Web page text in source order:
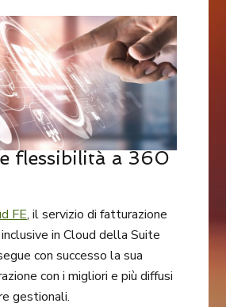
flessibilità a 360
FE, il servizio di fatturazione
in Cloud della Suite
con successo la sua
con i migliori e più diffusi
gestionali.